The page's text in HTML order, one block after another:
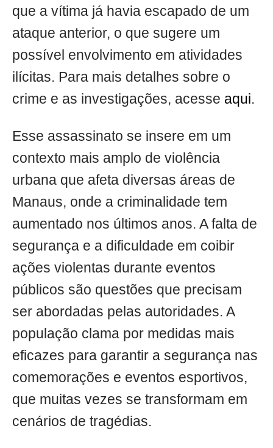
que a vítima já havia escapado de um
ataque anterior, o que sugere um
possível envolvimento em atividades
ilícitas. Para mais detalhes sobre o
crime e as investigações, acesse aqui.
Esse assassinato se insere em um
contexto mais amplo de violência
urbana que afeta diversas áreas de
Manaus, onde a criminalidade tem
aumentado nos últimos anos. A falta de
segurança e a dificuldade em coibir
ações violentas durante eventos
públicos são questões que precisam
ser abordadas pelas autoridades. A
população clama por medidas mais
eficazes para garantir a segurança nas
comemorações e eventos esportivos,
que muitas vezes se transformam em
cenários de tragédias.